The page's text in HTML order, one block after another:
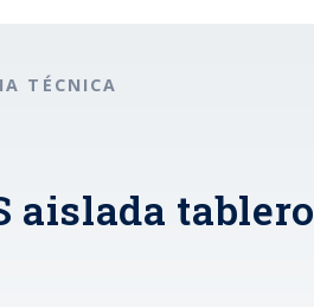
TÉCNICA
aislada tablero